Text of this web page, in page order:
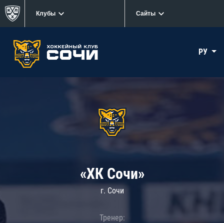
Клубы Сайты
РУ
«ХК Сочи»
г. Сочи
Тренер: